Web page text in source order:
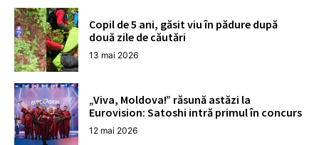
Copil de 5 ani, găsit viu în pădure după
două zile de căutări
13 mai 2026
„Viva, Moldova!” răsună astăzi la
Eurovision: Satoshi intră primul în concurs
12 mai 2026